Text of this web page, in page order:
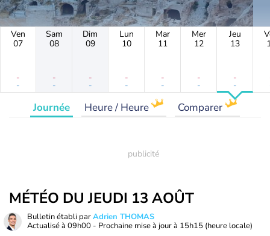
Ven
07
-
-
Sam
08
-
-
Dim
09
-
-
Lun
10
-
-
Mar
11
-
-
Mer
12
-
-
Jeu
13
-
-
Journée Heure / Heure Comparer
MÉTÉO DU JEUDI 13 AOÛT
Bulletin établi parAdrien THOMAS
Actualisé à 09h00 - Prochaine mise à jour à 15h15 (heure locale)